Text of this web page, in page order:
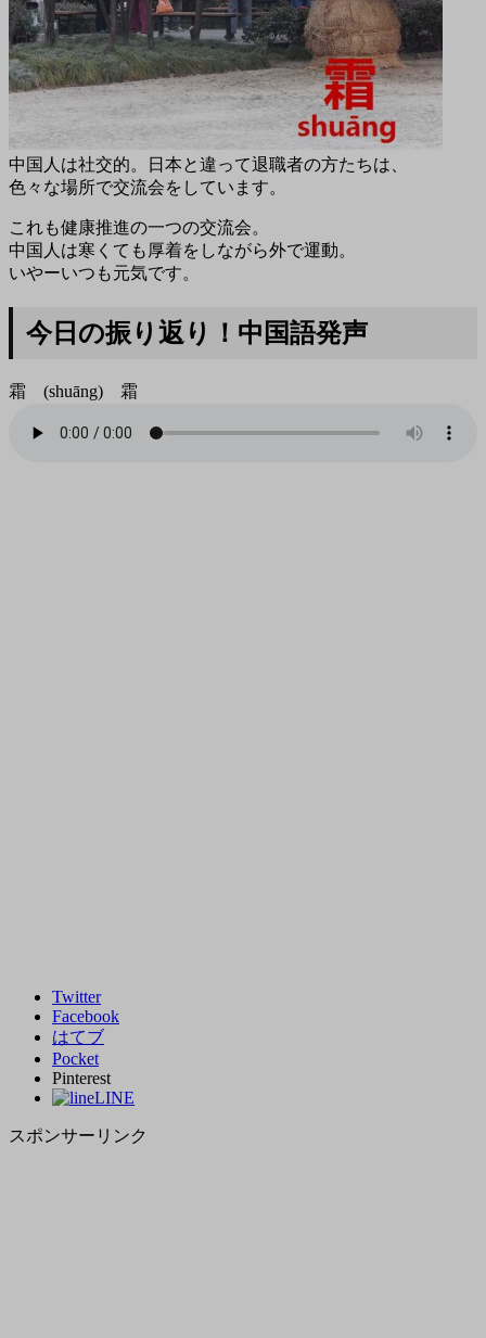
中国人は社交的。日本と違って退職者の方たちは、
色々な場所で交流会をしています。
これも健康推進の一つの交流会。
中国人は寒くても厚着をしながら外で運動。
いやーいつも元気です。
今日の振り返り！中国語発声
霜 (shuāng) 霜
Twitter
Facebook
はてブ
Pocket
Pinterest
LINE
スポンサーリンク